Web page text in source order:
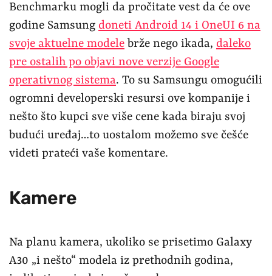
Benchmarku mogli da pročitate vest da će ove
godine Samsung doneti Android 14 i OneUI 6 na
svoje aktuelne modele brže nego ikada, daleko
pre ostalih po objavi nove verzije Google
operativnog sistema. To su Samsungu omogućili
ogromni developerski resursi ove kompanije i
nešto što kupci sve više cene kada biraju svoj
budući uređaj…to uostalom možemo sve češće
videti prateći vaše komentare.
Kamere
Na planu kamera, ukoliko se prisetimo Galaxy
A30 „i nešto“ modela iz prethodnih godina,